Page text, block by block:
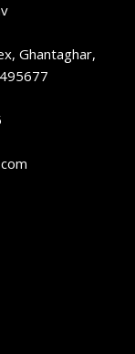
Ghantaghar,